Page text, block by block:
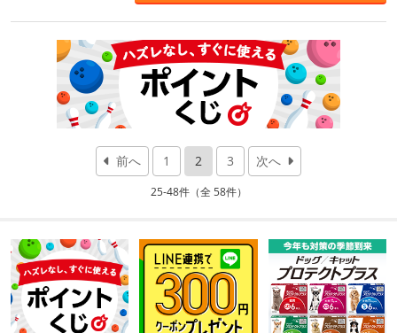
前へ 1 2 3 次へ
25-48件（全 58件）